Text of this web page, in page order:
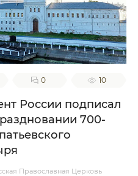
0 10
России подписал
700-
Православная Церковь